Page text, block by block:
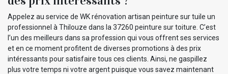
Appelez au service de WK rénovation artisan peinture sur tuile un
professionnel à Thilouze dans la 37260 peinture sur toiture. C’est
l’un des meilleurs dans sa profession qui vous offrent ses services
et en ce moment profitent de diverses promotions à des prix
intéressants pour satisfaire tous ces clients. Ainsi, ne gaspillez
plus votre temps ni votre argent puisque vous savez maintenant